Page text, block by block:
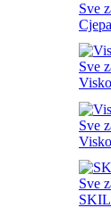
Sve
Sve
Sve
Sve
SKIL